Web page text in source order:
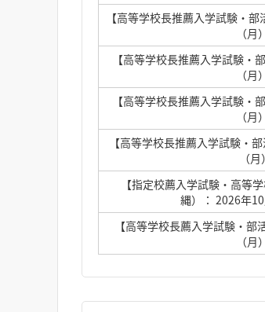
【高等学校長推薦入学試験・
（月）
【高等学校長推薦入学試験
（月）
【高等学校長推薦入学試験
（月）
【高等学校長推薦入学試験・
（月
【指定校薦入学試験・高等
縄）： 2026年10
【高等学校長薦入学試験・
（月）